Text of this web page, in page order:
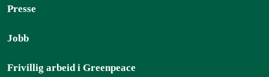
Presse
Jobb
Frivillig arbeid i Greenpeace